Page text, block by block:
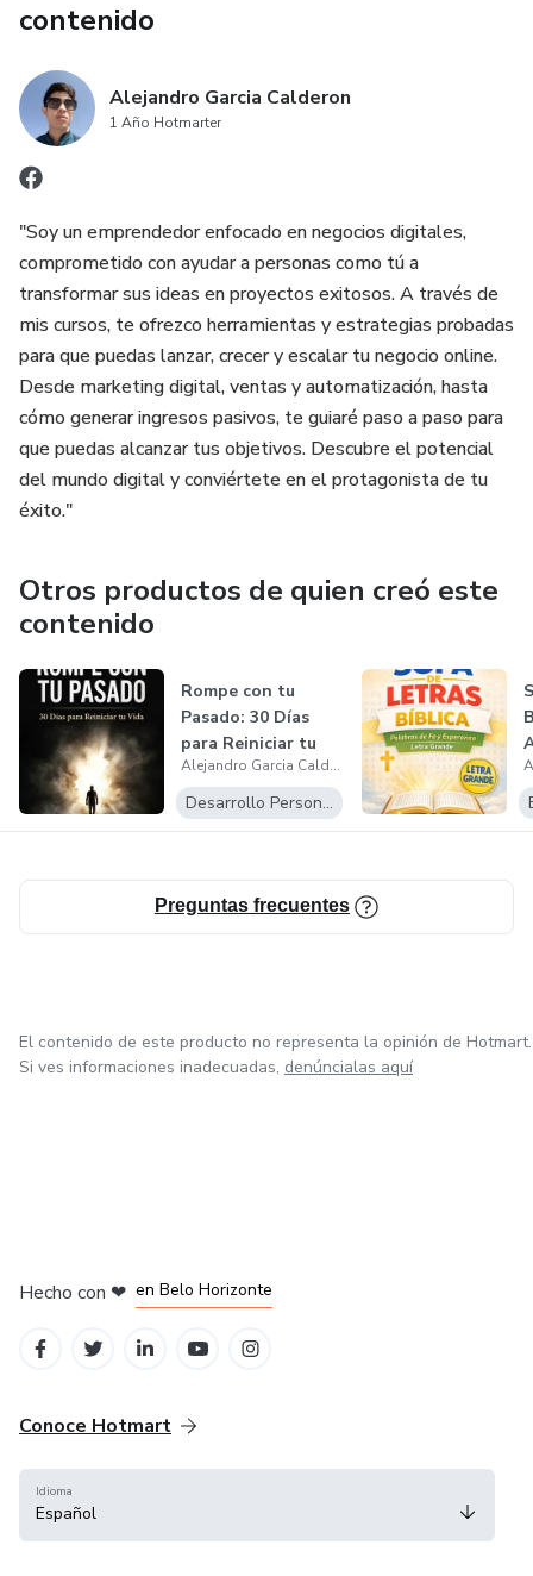
✅ Cómo animar tus escenas y editarlas en CapCut
✅ La regla de la música para TikTok vs YouTube Shorts
✅ Cómo agregar el 'Continuará...' que multiplica tus
seguidores
Perfecta para creadores de contenido que quieren
monetizar con IA.
contenido
Alejandro Garcia Calderon
1 Año Hotmarter
"Soy un emprendedor enfocado en negocios digitales,
comprometido con ayudar a personas como tú a
transformar sus ideas en proyectos exitosos. A través de
mis cursos, te ofrezco herramientas y estrategias probadas
para que puedas lanzar, crecer y escalar tu negocio online.
Desde marketing digital, ventas y automatización, hasta
cómo generar ingresos pasivos, te guiaré paso a paso para
que puedas alcanzar tus objetivos. Descubre el potencial
del mundo digital y conviértete en el protagonista de tu
éxito."
Otros productos de quien creó este
contenido
Rompe con tu
Pasado: 30 Días
para Reiniciar tu
Vida
Alejandro Garcia Calderon
Desarrollo Personal
Preguntas frecuentes
El contenido de este producto no representa la opinión de Hotmart.
Si ves informaciones inadecuadas, denúncialas aquí
Hecho con ❤ en Belo Horizonte
Conoce Hotmart
Idioma
Español